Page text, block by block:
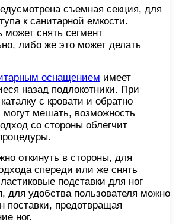
съемная секция, для
к санитарной емкости.
может снять сегмент
либо же это может делать
оснащением имеет
назад подлокотники. При
с кровати и обратно
могут мешать, возможность
со стороны облегчит
откинуть в стороны, для
спереди или же снять
подставки для ног
для удобства пользователя можно
поставки, предотвращая
ног.